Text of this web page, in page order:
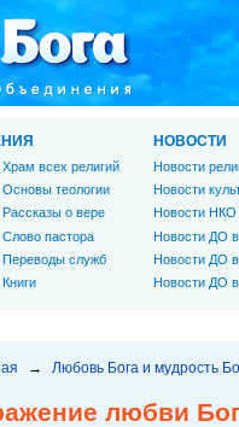
→ Любовь Бога и мудрость
любви
Храм всех религий
Основы теологии
Рассказы о вере
Слово пастора
Переводы служб
Книги
НОВОСТИ
Новости
Новости
Новости НКО
Новости ДО
Новости ДО
Новости ДО